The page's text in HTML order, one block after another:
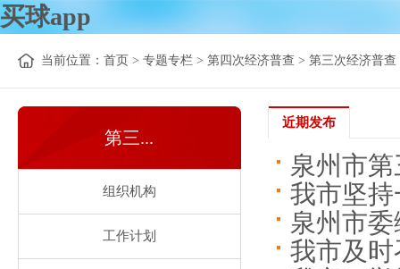
买球app
当前位置： 首页 > 专题专栏 > 第四次经济普查 > 第三次经济普查
第三...
组织机构
工作计划
近期发布
泉州市
我市坚
泉州市
我市及